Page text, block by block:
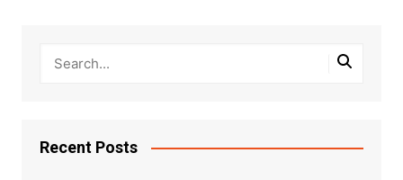
Recent Posts